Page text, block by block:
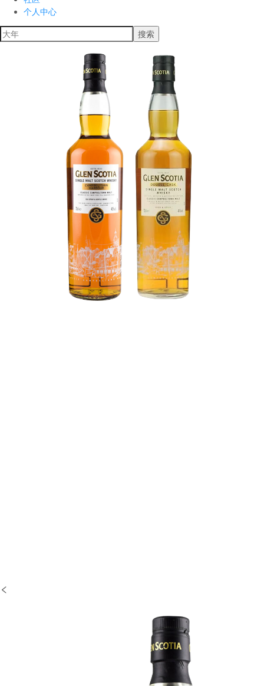
个人中心
搜索